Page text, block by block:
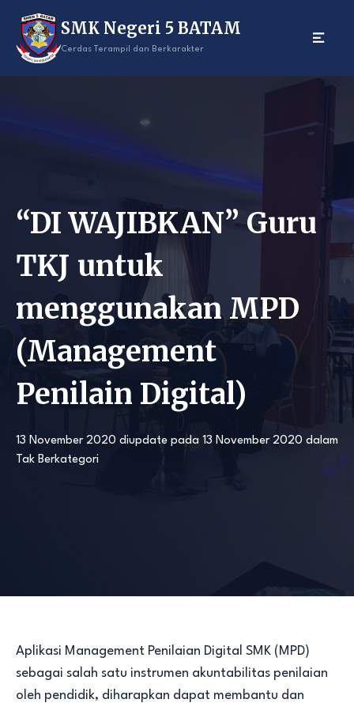
content
SMK Negeri 5 BATAM
Cerdas Terampil dan Berkarakter
“DI WAJIBKAN” Guru
TKJ untuk
menggunakan MPD
(Management
Penilain Digital)
13 November 2020 diupdate pada 13 November 2020 dalam
Tak Berkategori
Aplikasi Management Penilaian Digital SMK (MPD)
sebagai salah satu instrumen akuntabilitas penilaian
oleh pendidik, diharapkan dapat membantu dan